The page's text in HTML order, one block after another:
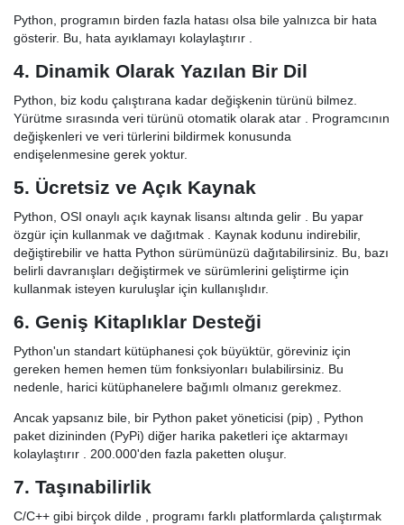
Python, programın birden fazla hatası olsa bile yalnızca bir hata
gösterir. Bu, hata ayıklamayı kolaylaştırır .
4. Dinamik Olarak Yazılan Bir Dil
Python, biz kodu çalıştırana kadar değişkenin türünü bilmez.
Yürütme sırasında veri türünü otomatik olarak atar . Programcının
değişkenleri ve veri türlerini bildirmek konusunda
endişelenmesine gerek yoktur.
5. Ücretsiz ve Açık Kaynak
Python, OSI onaylı açık kaynak lisansı altında gelir . Bu yapar
özgür için kullanmak ve dağıtmak . Kaynak kodunu indirebilir,
değiştirebilir ve hatta Python sürümünüzü dağıtabilirsiniz. Bu, bazı
belirli davranışları değiştirmek ve sürümlerini geliştirme için
kullanmak isteyen kuruluşlar için kullanışlıdır.
6. Geniş Kitaplıklar Desteği
Python'un standart kütüphanesi çok büyüktür, göreviniz için
gereken hemen hemen tüm fonksiyonları bulabilirsiniz. Bu
nedenle, harici kütüphanelere bağımlı olmanız gerekmez.
Ancak yapsanız bile, bir Python paket yöneticisi (pip) , Python
paket dizininden (PyPi) diğer harika paketleri içe aktarmayı
kolaylaştırır . 200.000'den fazla paketten oluşur.
7. Taşınabilirlik
C/C++ gibi birçok dilde , programı farklı platformlarda çalıştırmak